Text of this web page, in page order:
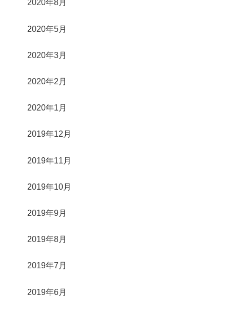
2020年8月
2020年5月
2020年3月
2020年2月
2020年1月
2019年12月
2019年11月
2019年10月
2019年9月
2019年8月
2019年7月
2019年6月